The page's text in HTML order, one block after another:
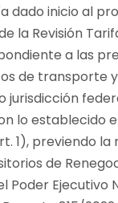
dado inicio al
la Revisión
a las
de transporte
jurisdicción
lo establecido
1), previendo
de
Poder Ejecutivo